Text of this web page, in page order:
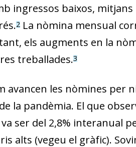
ingressos baixos,
2 La nòmina mensual
els augments en la
treballades.3
avancen les nòmines per
la pandèmia. El que
ser del 2,8% interanual
alts (vegeu el gràfic).